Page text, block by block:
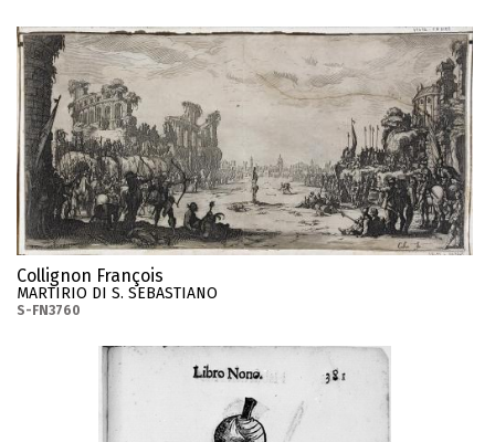
Collignon François
MARTIRIO DI S. SEBASTIANO
S-FN3760